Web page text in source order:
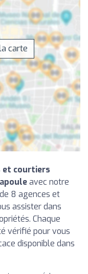
carte
et courtiers
avec notre
8 agences et
assister dans
Chaque
vérifié pour vous
disponible dans